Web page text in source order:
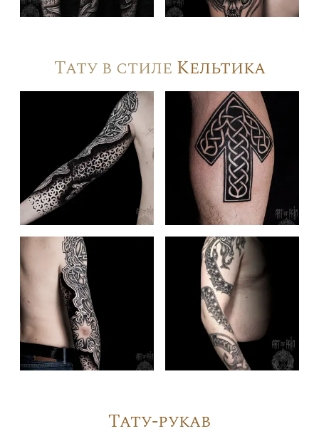
Тату в стиле Кельтика
Тату-рукав